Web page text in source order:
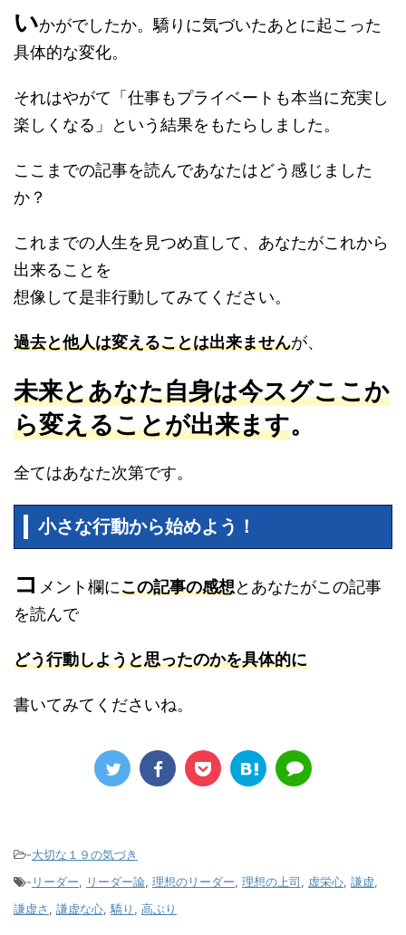
いかがでしたか。驕りに気づいたあとに起こった
具体的な変化。
それはやがて「仕事もプライベートも本当に充実し
楽しくなる」という結果をもたらしました。
ここまでの記事を読んであなたはどう感じました
か？
これまでの人生を見つめ直して、あなたがこれから
出来ることを
想像して是非行動してみてください。
過去と他人は変えることは出来ませんが、
未来とあなた自身は今スグここか
ら変えることが出来ます。
全てはあなた次第です。
小さな行動から始めよう！
コ メント欄にこの記事の感想とあなたがこの記事
を読んで
どう行動しようと思ったのかを具体的に
書いてみてくださいね。
-大切な１９の気づき
- リーダー, リーダー論, 理想のリーダー, 理想の上司, 虚栄心, 謙虚,
謙虚さ , 謙虚な心, 驕り , 高ぶり